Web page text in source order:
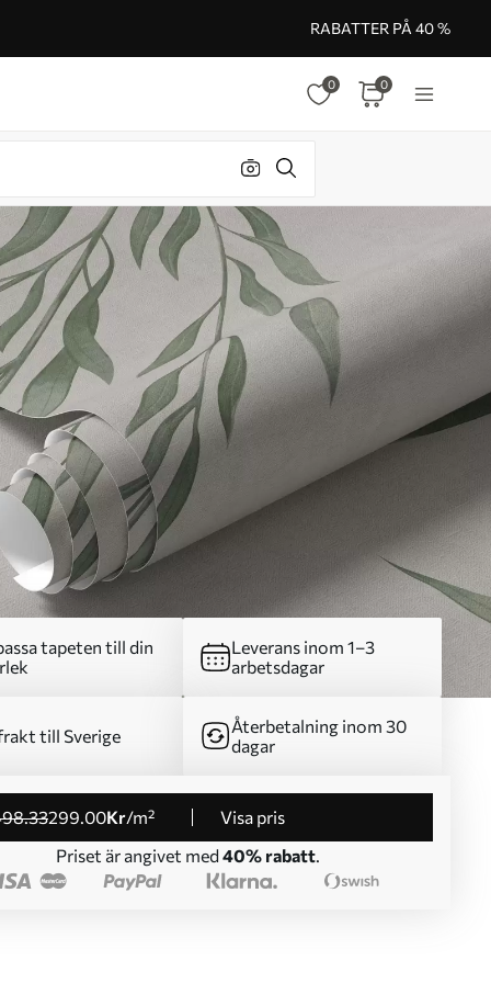
RABATTER PÅ 40 %
0 0
tapeten till din
Leverans inom 1–3
arbetsdagar
till Sverige
Återbetalning inom 30
dagar
.33299.00Kr/m²
Visa pris
Priset är angivet med 40% rabatt.